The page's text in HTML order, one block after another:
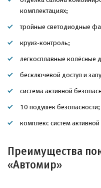
комплектациях;
тройные светодиодные
круиз-контроль;
легкосплавные колёсные
бесключевой доступ и
система активной
10 подушек безопасности;
комплекс систем
Преимущества
«Автомир»